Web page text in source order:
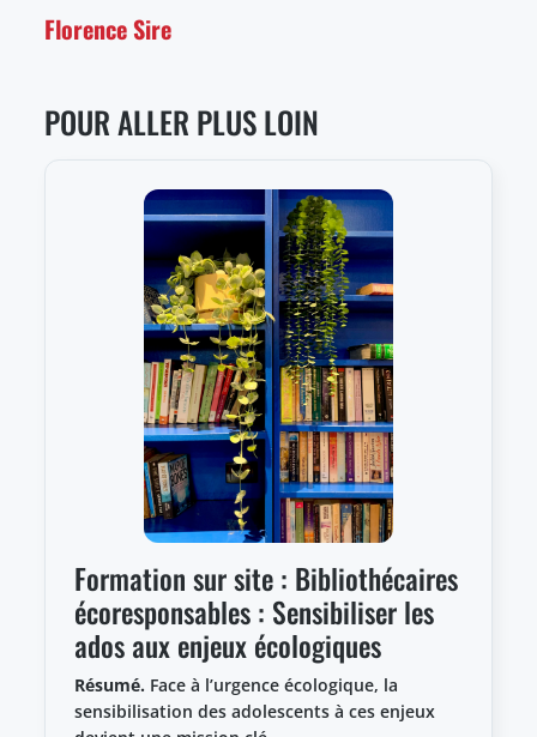
Florence Sire
POUR ALLER PLUS LOIN
Formation sur site : Bibliothécaires
écoresponsables : Sensibiliser les
ados aux enjeux écologiques
Résumé. Face à l’urgence écologique, la
sensibilisation des adolescents à ces enjeux